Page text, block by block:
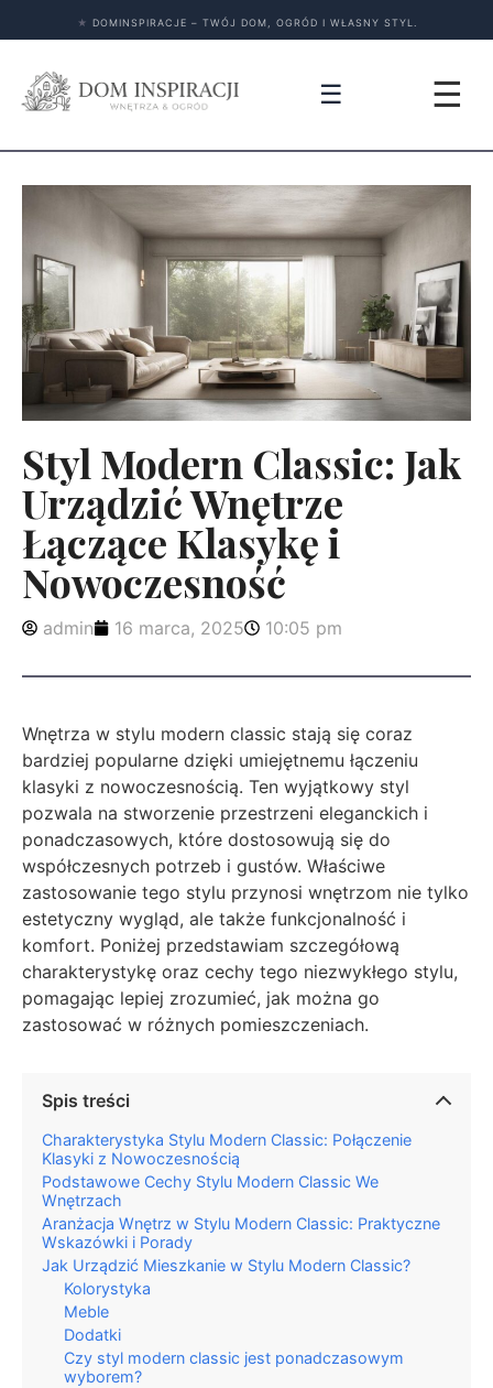
★ DOMINSPIRACJE – TWÓJ DOM, OGRÓD I WŁASNY STYL.
☰ ☰
Styl Modern Classic: Jak
Urządzić Wnętrze
Łączące Klasykę i
Nowoczesność
admin 16 marca, 2025 10:05 pm
Wnętrza w stylu modern classic stają się coraz
bardziej popularne dzięki umiejętnemu łączeniu
klasyki z nowoczesnością. Ten wyjątkowy styl
pozwala na stworzenie przestrzeni eleganckich i
ponadczasowych, które dostosowują się do
współczesnych potrzeb i gustów. Właściwe
zastosowanie tego stylu przynosi wnętrzom nie tylko
estetyczny wygląd, ale także funkcjonalność i
komfort. Poniżej przedstawiam szczegółową
charakterystykę oraz cechy tego niezwykłego stylu,
pomagając lepiej zrozumieć, jak można go
zastosować w różnych pomieszczeniach.
Spis treści
Charakterystyka Stylu Modern Classic: Połączenie
Klasyki z Nowoczesnością
Podstawowe Cechy Stylu Modern Classic We
Wnętrzach
Aranżacja Wnętrz w Stylu Modern Classic: Praktyczne
Wskazówki i Porady
Jak Urządzić Mieszkanie w Stylu Modern Classic?
Kolorystyka
Meble
Dodatki
Czy styl modern classic jest ponadczasowym
wyborem?